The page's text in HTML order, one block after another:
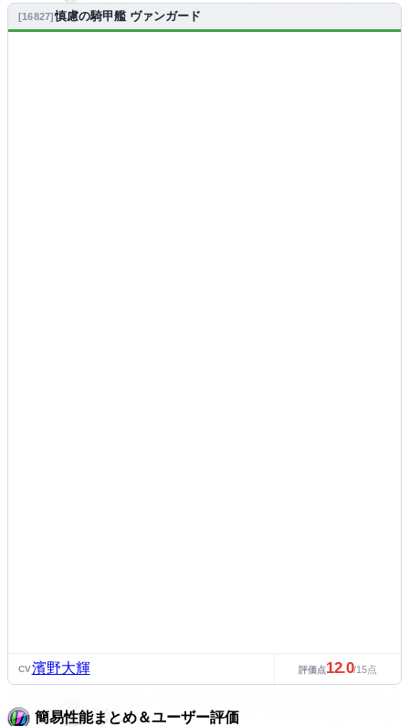
16827 慎慮の騎甲艦 ヴァンガード
CV濱野大輝 評価点12.0/15点
簡易性能まとめ＆ユーザー評価